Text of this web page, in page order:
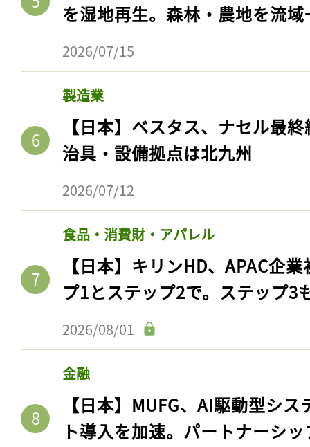
を湿地再生。森林・農地を流
2026/07/15
製造業
【日本】ベスタス、ナセル最
治具・設備拠点は北九州
2026/07/12
食品・消費財・アパレル
【日本】キリンHD、APAC企
プ1とステップ2で。ステップ3
2026/08/01
金融
【日本】MUFG、AI駆動型シ
ト導入を加速。パートナーシ
会員登録